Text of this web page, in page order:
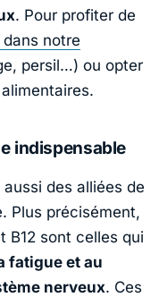
. Pour profiter de
notre
persil…) ou opter
indispensable
des alliées de
Plus précisément,
B12 sont celles qui
fatigue et au
nerveux. Ces